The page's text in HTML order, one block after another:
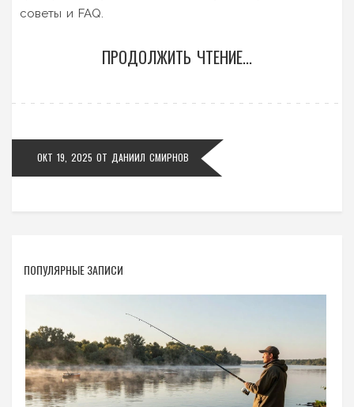
советы и FAQ.
ПРОДОЛЖИТЬ ЧТЕНИЕ...
ОКТ 19, 2025 ОТ ДАНИИЛ СМИРНОВ
ПОПУЛЯРНЫЕ ЗАПИСИ